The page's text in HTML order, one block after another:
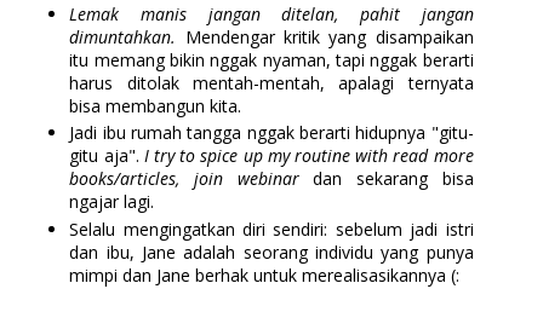
Lemak manis jangan ditelan, pahit jangan
dimuntahkan. Mendengar kritik yang disampaikan
itu memang bikin nggak nyaman, tapi nggak berarti
harus ditolak mentah-mentah, apalagi ternyata
bisa membangun kita.
Jadi ibu rumah tangga nggak berarti hidupnya "gitu-
gitu aja". I try to spice up my routine with read more
books/articles, join webinardan sekarang bisa
ngajar lagi.
Selalu mengingatkan diri sendiri: sebelum jadi istri
dan ibu, Jane adalah seorang individu yang punya
mimpi dan Jane berhak untuk merealisasikannya (: